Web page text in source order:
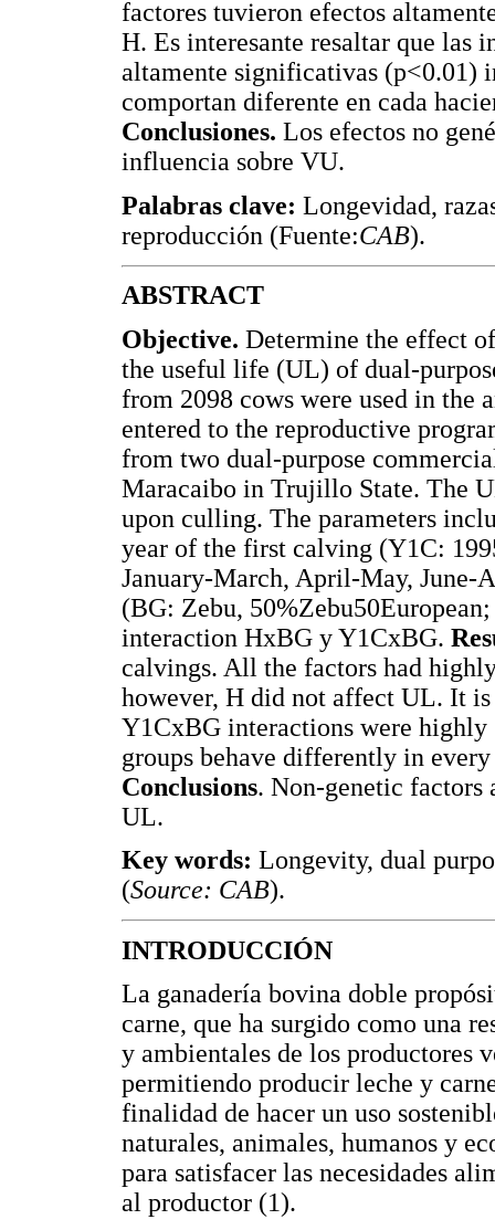
factores tuvieron efectos
H. Es interesante resaltar que las
altamente significativas (p<0.01)
comportan diferente en cada
Conclusiones. Los efectos no
influencia sobre VU.
Palabras clave: Longevidad,
reproducción (Fuente:CAB).
ABSTRACT
Objective. Determine the effect
the useful life (UL) of dual-
from 2098 cows were used in the
entered to the reproductive
from two dual-purpose
Maracaibo in Trujillo State. The
upon culling. The parameters
year of the first calving (Y1C:
January-March, April-May, June-
(BG: Zebu,
interaction HxBG y Y1CxBG.
calvings. All the factors had
however, H did not affect UL. It
Y1CxBG interactions were
groups behave differently in
Conclusions. Non-genetic factors
UL.
Key words: Longevity, dual
(Source: CAB).
INTRODUCCIÓN
La ganadería bovina doble
carne, que ha surgido como una
y ambientales de los productores
permitiendo producir leche y
finalidad de hacer un uso
naturales, animales, humanos y
para satisfacer las necesidades
al productor (1).